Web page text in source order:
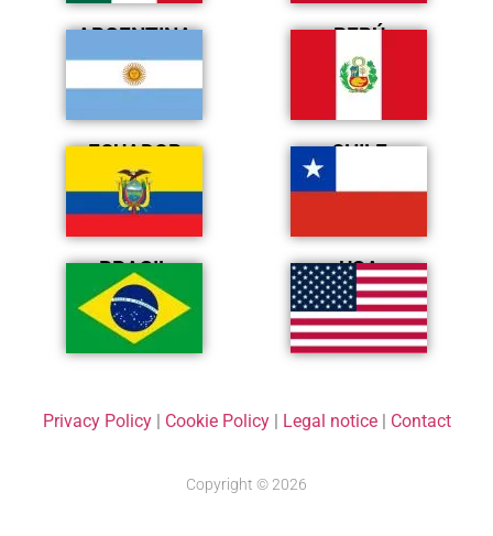
ARGENTINA PERÚ
ECUADOR CHILE
BRASIL USA
Privacy Policy| Cookie Policy| Legal notice| Contact
Copyright © 2026